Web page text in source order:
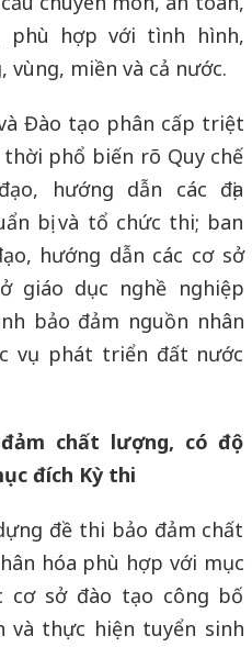
phù hợp với tình hình,
vùng, miền và cả nước.
Đào tạo phân cấp triệt
phổ biến rõ Quy chế
hướng dẫn các địa
bị và tổ chức thi; ban
hướng dẫn các cơ sở
giáo dục nghề nghiệp
bảo đảm nguồn nhân
vụ phát triển đất nước
chất lượng, có độ
đích Kỳ thi
đề thi bảo đảm chất
hóa phù hợp với mục
cơ sở đào tạo công bố
và thực hiện tuyển sinh